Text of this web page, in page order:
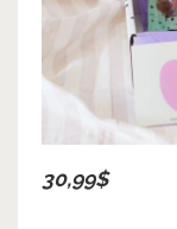
30,99$